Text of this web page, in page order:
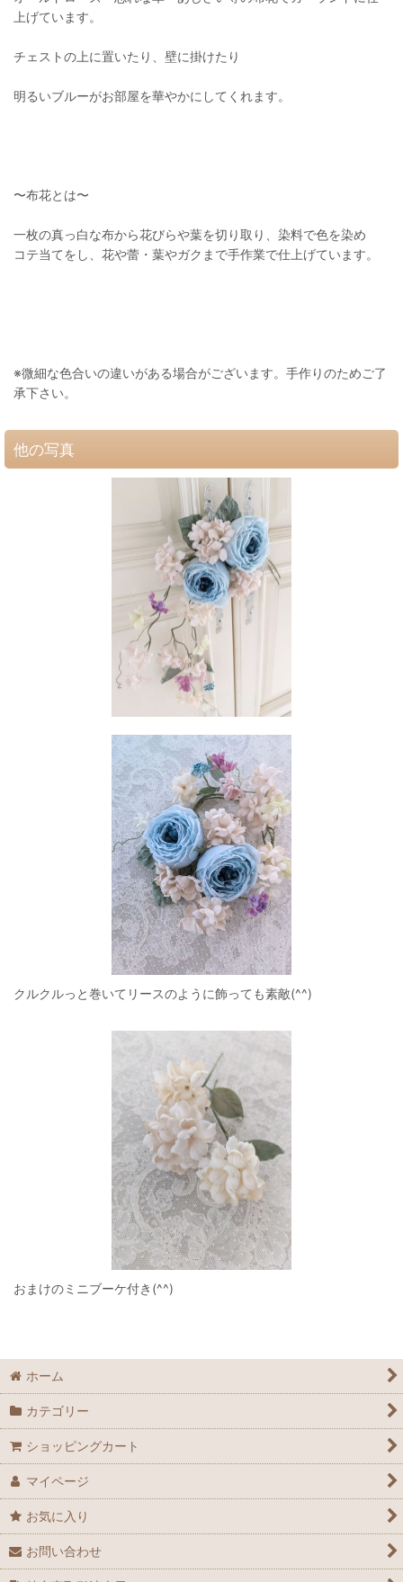
上げています。
チェストの上に置いたり、壁に掛けたり
明るいブルーがお部屋を華やかにしてくれます。
〜布花とは〜
一枚の真っ白な布から花びらや葉を切り取り、染料で色を染め
コテ当てをし、花や蕾・葉やガクまで手作業で仕上げています。
※微細な色合いの違いがある場合がございます。手作りのためご了
承下さい。
他の写真
クルクルっと巻いてリースのように飾っても素敵(^^)
おまけのミニブーケ付き(^^)
ホーム
カテゴリー
ショッピングカート
マイページ
お気に入り
お問い合わせ